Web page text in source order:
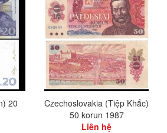
20
Czechoslovakia (Tiệp Khắc)
50 korun 1987
Liên hệ